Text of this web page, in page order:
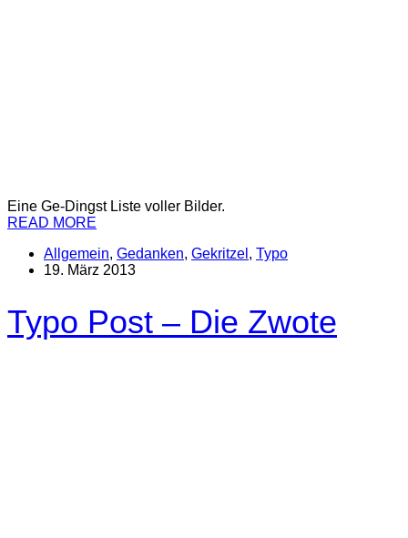
Eine Ge-Dingst Liste voller Bilder.
READ MORE
Allgemein, Gedanken, Gekritzel , Typo
19. März 2013
Typo Post – Die Zwote